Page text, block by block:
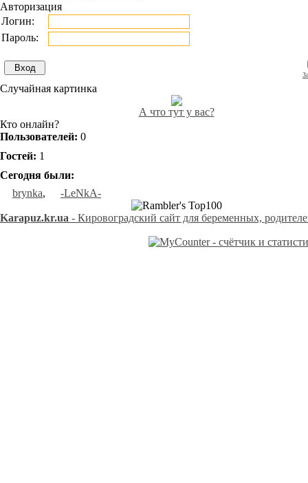
Авторизация
Логин:
Пароль:
Случайная картинка
А что тут у вас?
Кто онлайн?
Пользователей: 0
Гостей: 1
Сегодня были:
brynka, -LeNkA-
Karapuz.kr.ua - Кировоградский сайт для беременных,